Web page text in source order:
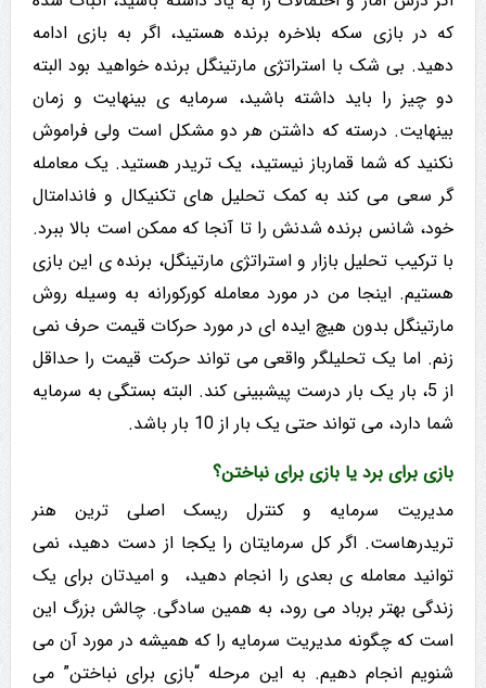
که در بازی سکه بلاخره برنده هستید، اگر به بازی ادامه
دهید. بی شک با استراتژی مارتینگل برنده خواهید بود البته
دو چیز را باید داشته باشید، سرمایه ی بینهایت و زمان
بینهایت. درسته که داشتن هر دو مشکل است ولی فراموش
نکنید که شما قمارباز نیستید، یک تریدر هستید. یک معامله
گر سعی می کند به کمک تحلیل های تکنیکال و فاندامتال
خود، شانس برنده شدنش را تا آنجا که ممکن است بالا ببرد.
با ترکیب تحلیل بازار و استراتژی مارتینگل، برنده ی این بازی
هستیم. اینجا من در مورد معامله کورکورانه به وسیله روش
مارتینگل بدون هیچ ایده ای در مورد حرکات قیمت حرف نمی
زنم. اما یک تحلیلگر واقعی می تواند حرکت قیمت را حداقل
از 5، بار یک بار درست پیشبینی کند. البته بستگی به سرمایه
شما دارد، می تواند حتی یک بار از 10 بار باشد.
بازی برای برد یا بازی برای نباختن؟
مدیریت سرمایه و کنترل ریسک اصلی ترین هنر
تریدرهاست. اگر کل سرمایتان را یکجا از دست دهید، نمی
توانید معامله ی بعدی را انجام دهید، و امیدتان برای یک
زندگی بهتر برباد می رود، به همین سادگی. چالش بزرگ این
است که چگونه مدیریت سرمایه را که همیشه در مورد آن می
شنویم انجام دهیم. به این مرحله “بازی برای نباختن” می